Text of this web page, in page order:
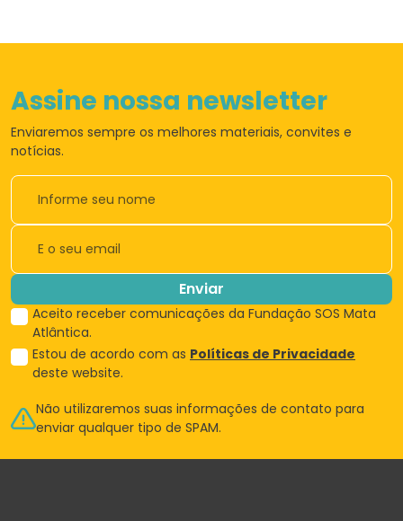
Assine nossa newsletter
Enviaremos sempre os melhores materiais, convites e
notícias.
Enviar
Aceito receber comunicações da Fundação SOS Mata
Atlântica.
Estou de acordo com as Políticas de Privacidade
deste website.
Não utilizaremos suas informações de contato para
enviar qualquer tipo de SPAM.